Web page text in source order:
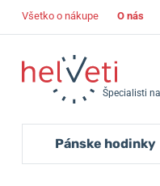
Všetko o nákupe O nás
Špecialisti
Pánske hodinky